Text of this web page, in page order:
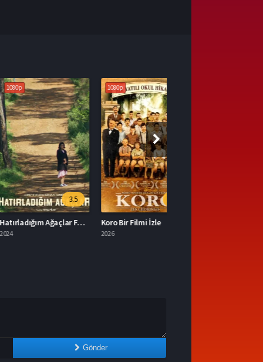
3.5
Hatırladığım Ağaçlar Full HD İzle
1080p
6.9
Koro Bir Filmi İzle
Gönder